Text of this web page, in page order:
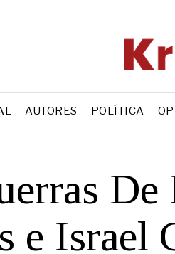
AUTORES POLÍTICA
De
e Israel